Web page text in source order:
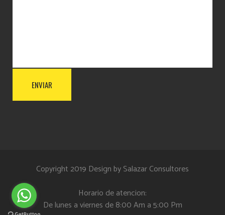
Copyright 2019 Design bySalazar Consultores
Horario de atencion:
De lunes a viernes de 8:00 Am a 5:00 Pm